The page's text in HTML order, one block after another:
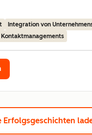
Integration von
Erfolgsgeschichten